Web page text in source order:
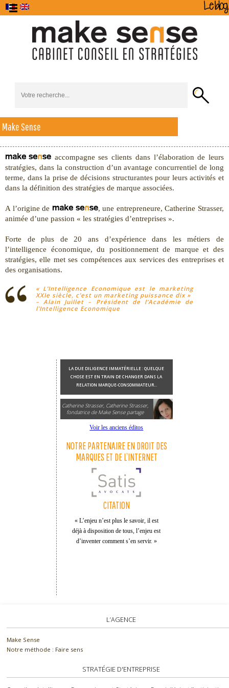
Accueil
Le Cabinet
Marque
Make Sense
accompagne ses clients dans l’élaboration de leurs
stratégies, dans la construction d’un avantage concurrentiel de long
terme, dans la prise de décisions structurantes pour leurs activités et
dans la définition des stratégies de marque associées.
A l’origine de
, une entrepreneure, Catherine Strasser,
animée d’une passion « les stratégies d’entreprises ».
Forte de plus de 20 ans d’expérience dans les métiers de
l’intelligence économique, du positionnement de marque et des
stratégies, elle met ses compétences aux services des entreprises et
des organisations.
« L’Intelligence Economique est le marketing
XXIe siècle, c’est un marketing puissance dix »
– Alain Juillet – Président de l’Académie de
l’Intelligence Economique
LA DUE DILIGENCE IMMATÉRIELLE : QUELQUE
CHOSE EST EN TRAIN DE CHANGER DANS LA
RELATION MARQUE-CONSOMMATEUR…
Catherine Strasser, Catherine Strasser,
fondatrice de Make Sense partage
Voir les anciens éditos
NOTRE PARTENAIRE EN DROIT DES
MARQUES ET DE L’INTERNET
CITATION
« L’enjeu n’est plus le savoir, il est
déjà à disposition de tous, l’enjeu est
d’inventer comment s’en servir. »
L’AGENCE
Make Sense
Notre méthode : Faire sens
STRATÉGIE D'ENTREPRISE